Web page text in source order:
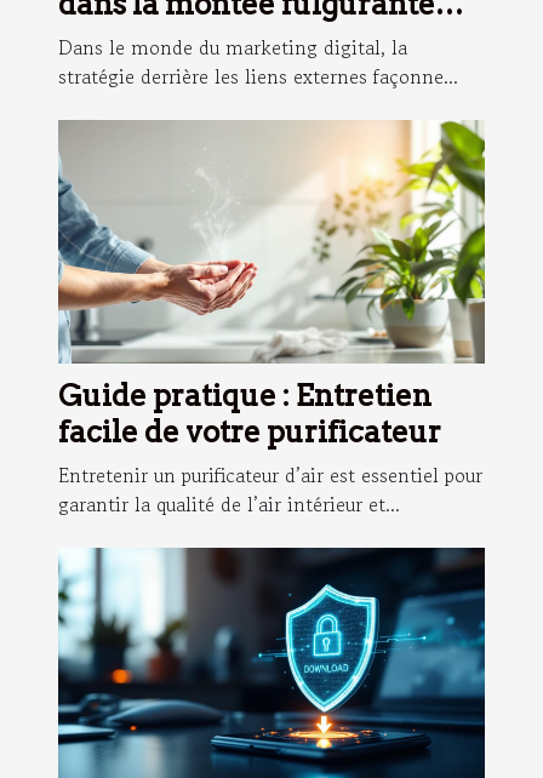
des sites d’affiliation
Dans le monde du marketing digital, la
stratégie derrière les liens externes façonne...
Guide pratique : Entretien
facile de votre purificateur
Entretenir un purificateur d’air est essentiel pour
garantir la qualité de l’air intérieur et...